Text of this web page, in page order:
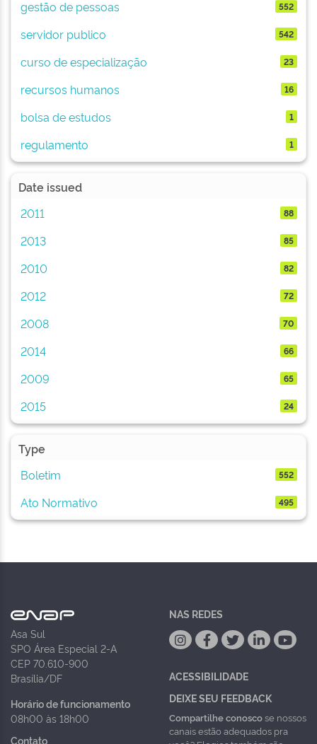
gestão de pessoas
552
servidor publico 542
curso de especialização 23
recursos humanos 16
bolsa de estudos 1
regulamento 1
Date issued
2011
88
2013 85
2010 82
2012 72
2008 70
2014 66
2009 65
2015 24
Type
Boletim
552
Ato Normativo 495
Asa Sul
SPO Área Especial 2-A
CEP 70.610-900
Brasília/DF
Horário de funcionamento
08h00 às 18h00
Contato
NAS REDES
ACESSIBILIDADE
DEIXE SEU FEEDBACK
Compartilhe conoscose nossos
canais estão adequados pra